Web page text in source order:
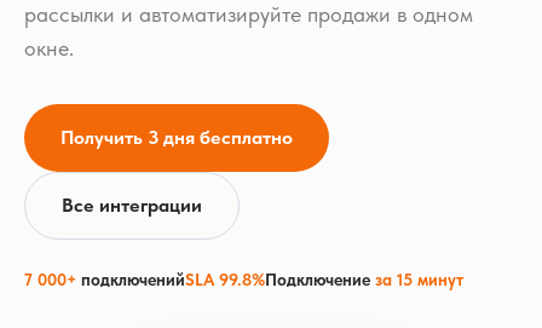
рассылки и автоматизируйте продажи в одном
окне.
Получить 3 дня бесплатно
Все интеграции
7 000+ подключенийSLA 99.8%Подключение за 15 минут